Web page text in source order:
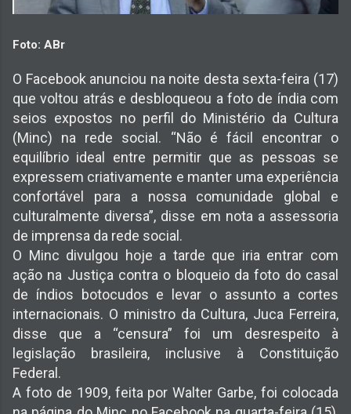
Foto: ABr
O Facebook anunciou na noite desta sexta-feira (17)
que voltou atrás e desbloqueou a foto de índia com
seios expostos no perfil do Ministério da Cultura
(Minc) na rede social. “Não é fácil encontrar o
equilíbrio ideal entre permitir que as pessoas se
expressem criativamente e manter uma experiência
confortável para a nossa comunidade global e
culturalmente diversa”, disse em nota a assessoria
de imprensa da rede social.
O Minc divulgou hoje a tarde que iria entrar com
ação na Justiça contra o bloqueio da foto do casal
de índios botocudos e levar o assunto a cortes
internacionais. O ministro da Cultura, Juca Ferreira,
disse que a “censura” foi um desrespeito à
legislação brasileira, inclusive à Constituição
Federal.
A foto de 1909, feita por Walter Garbe, foi colocada